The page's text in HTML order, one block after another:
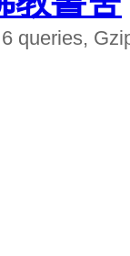
queries,